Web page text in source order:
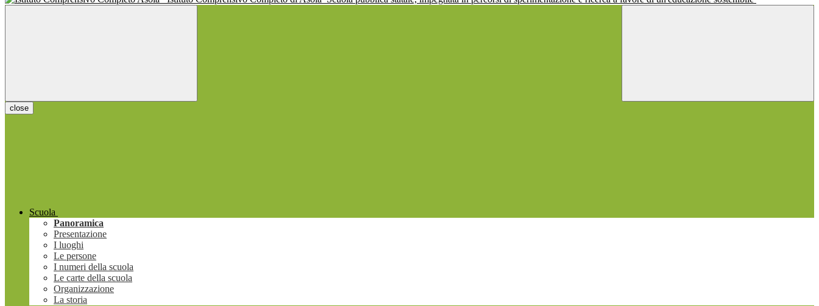
close
Scuola
Panoramica
Presentazione
I luoghi
Le persone
I numeri della scuola
Le carte della scuola
Organizzazione
La storia